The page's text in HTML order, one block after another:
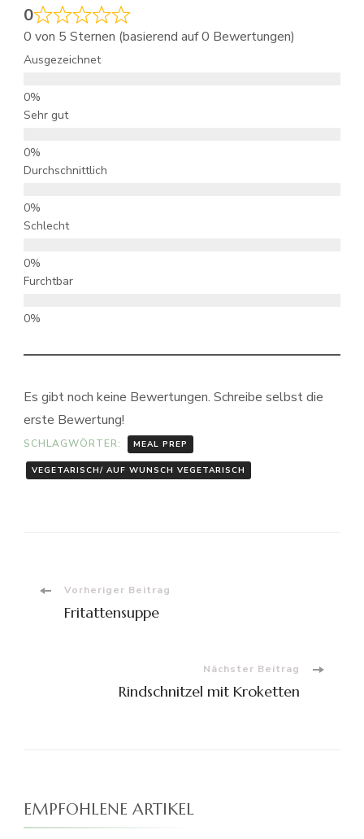
0
0 von 5 Sternen (basierend auf 0 Bewertungen)
Ausgezeichnet
Sehr gut
Durchschnittlich
Schlecht
Furchtbar
Es gibt noch keine Bewertungen. Schreibe selbst die
erste Bewertung!
SCHLAGWÖRTER: MEAL PREP
VEGETARISCH/ AUF WUNSCH VEGETARISCH
Beitragsnavigation
Vorheriger Beitrag
Fritattensuppe
Nächster Beitrag
Rindschnitzel mit Kroketten
EMPFOHLENE ARTIKEL